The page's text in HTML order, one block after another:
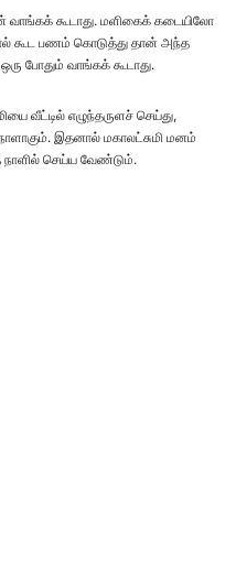
வாங்கக் கூடாது. மளிகைக் கடையிலோ
கூட பணம் கொடுத்து தான் அந்த
போதும் வாங்கக் கூடாது.
வீட்டில் எழுந்தருளச் செய்து,
இதனால் மகாலட்சுமி மனம்
நாளில் செய்ய வேண்டும்.